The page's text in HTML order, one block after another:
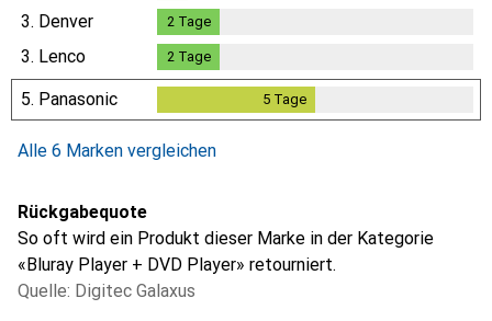
Tag
3. Denver 2 Tage
3. Lenco 2 Tage
5. Panasonic 5Tage
Alle 6 Marken vergleichen
Rückgabequote
So oft wird ein Produkt dieser Marke in der Kategorie
«Bluray Player + DVD Player» retourniert.
Quelle: Digitec Galaxus